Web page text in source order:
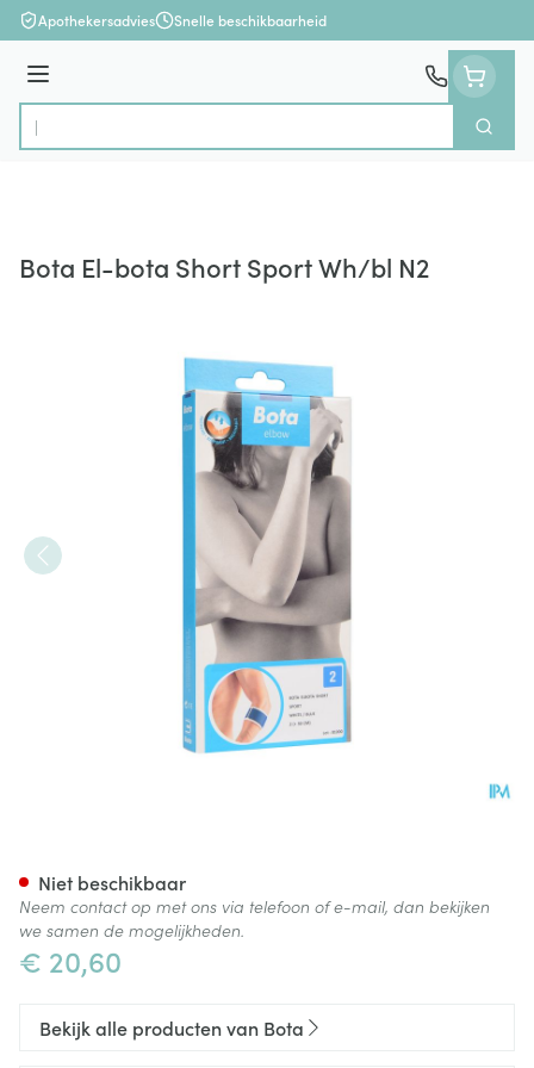
Ga naar de inhoud
Apothekersadvies Snelle beschikbaarheid
Menu
Product, merk, categorie...
Zoek
Bota El-bota Short Sport Wh/bl N2
€ 20,60
Niet beschikbaar
Neem contact op met ons via telefoon of e-mail, dan bekijken
we samen de mogelijkheden.
Bekijk alle producten van Bota